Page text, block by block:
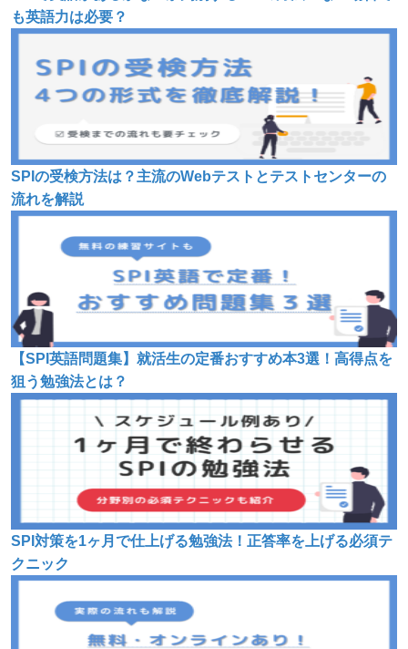
も英語力は必要？
SPIの受検方法は？主流のWebテストとテストセンターの
流れを解説
【SPI英語問題集】就活生の定番おすすめ本3選！高得点を
狙う勉強法とは？
SPI対策を1ヶ月で仕上げる勉強法！正答率を上げる必須テ
クニック